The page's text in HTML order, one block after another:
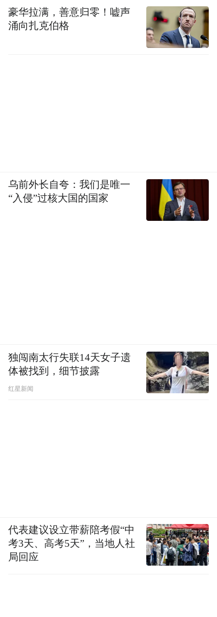
豪华拉满，善意归零！嘘声
涌向扎克伯格
乌前外长自夸：我们是唯一
“入侵”过核大国的国家
独闯南太行失联14天女子遗
体被找到，细节披露
红星新闻
代表建议设立带薪陪考假“中
考3天、高考5天”，当地人社
局回应